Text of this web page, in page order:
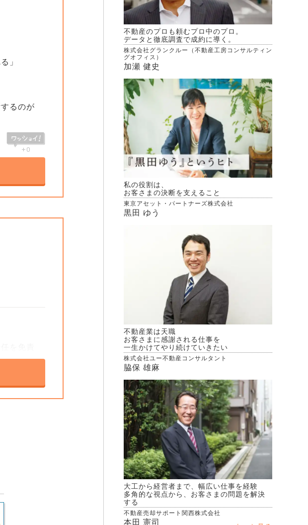
」
るのが
+0
を免責
費用を負
体的に
ん。知
れない
に把握
不動産のプロも頼むプロ中のプロ。
データと徹底調査で成約に導く。
株式会社グランクルー（不動産工房コンサルティン
グオフィス）
加瀬 健史
私の役割は、
お客さまの決断を支えること
東京アセット・パートナーズ株式会社
黒田 ゆう
不動産業は天職
お客さまに感謝される仕事を
一生かけてやり続けていきたい
株式会社ユー不動産コンサルタント
脇保 雄麻
大工から経営者まで、幅広い仕事を経験
多角的な視点から、お客さまの問題を解決
する
不動産売却サポート関西株式会社
本田 憲司